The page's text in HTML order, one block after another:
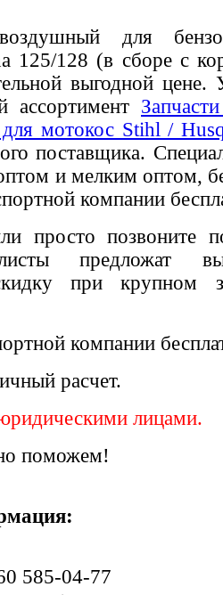
для
125/128 (в сборе с
выгодной
ассортимент
для мотокос Stihl /
поставщика.
и мелким оптом,
компании
просто позвоните
предложат
скидку при крупном
компании
расчет.
лицами.
поможем!
585-04-77